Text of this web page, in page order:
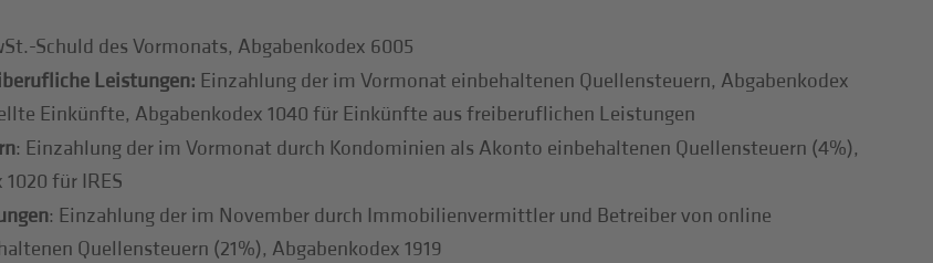
Schuld des Vormonats, Abgabenkodex 6005
Leistungen: Einzahlung der im Vormonat einbehaltenen Quellensteuern, Abgabenkodex
Einkünfte, Abgabenkodex 1040 für Einkünfte aus freiberuflichen Leistungen
: Einzahlung der im Vormonat durch Kondominien als Akonto einbehaltenen Quellensteuern (4%),
für IRES
: Einzahlung der im November durch Immobilienvermittler und Betreiber von online
Quellensteuern (21%), Abgabenkodex 1919